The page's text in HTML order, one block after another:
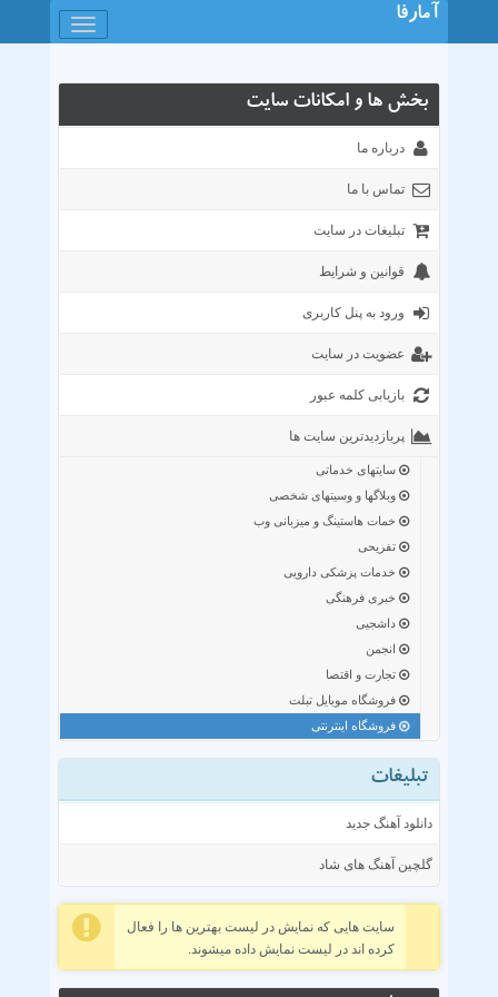
باز
کردن
آمارفا
بخش ها و امکانات سایت
درباره ما
تماس با ما
تبلیغات در سایت
قوانین و شرایط
ورود به پنل کاربری
عضویت در سایت
بازیابی کلمه عبور
پربازدیدترین سایت ها
سایتهای خدماتی
وبلاگها و وسیتهای شخصی
خمات هاستینگ و میزبانی وب
تفریحی
خدمات پزشکی دارویی
خبری فرهنگی
داشجیی
انجمن
تجارت و اقتصا
فروشگاه موبایل تبلت
فروشگاه اینترنتی
تبلیغات
دانلود آهنگ جدید
گلچین آهنگ های شاد
سایت هایی که نمایش در لیست بهترین ها را فعال
کرده اند در لیست نمایش داده میشوند.